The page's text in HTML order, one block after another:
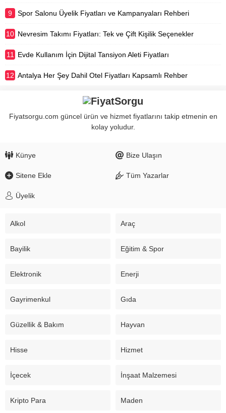
9 Spor Salonu Üyelik Fiyatları ve Kampanyaları Rehberi
10 Nevresim Takımı Fiyatları: Tek ve Çift Kişilik Seçenekler
11 Evde Kullanım İçin Dijital Tansiyon Aleti Fiyatları
12 Antalya Her Şey Dahil Otel Fiyatları Kapsamlı Rehber
Fiyatsorgu.com güncel ürün ve hizmet fiyatlarını takip etmenin en
kolay yoludur.
Künye Bize Ulaşın
Sitene Ekle Tüm Yazarlar
Üyelik
Alkol Araç
Bayilik Eğitim & Spor
Elektronik Enerji
Gayrimenkul Gıda
Güzellik & Bakım Hayvan
Hisse Hizmet
İçecek İnşaat Malzemesi
Kripto Para Maden